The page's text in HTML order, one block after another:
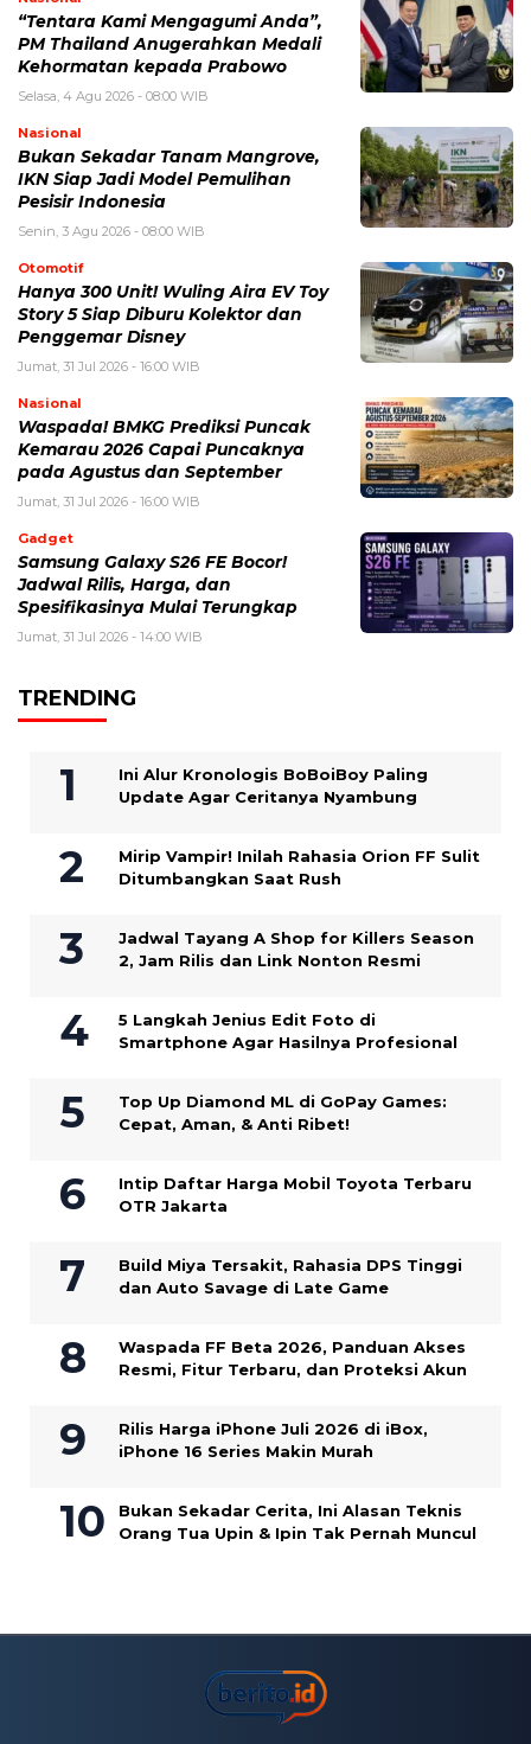
“Tentara Kami Mengagumi Anda”,
PM Thailand Anugerahkan Medali
Kehormatan kepada Prabowo
Selasa, 4 Agu 2026 - 08:00 WIB
Nasional
Bukan Sekadar Tanam Mangrove,
IKN Siap Jadi Model Pemulihan
Pesisir Indonesia
Senin, 3 Agu 2026 - 08:00 WIB
Otomotif
Hanya 300 Unit! Wuling Aira EV Toy
Story 5 Siap Diburu Kolektor dan
Penggemar Disney
Jumat, 31 Jul 2026 - 16:00 WIB
Nasional
Waspada! BMKG Prediksi Puncak
Kemarau 2026 Capai Puncaknya
pada Agustus dan September
Jumat, 31 Jul 2026 - 16:00 WIB
Gadget
Samsung Galaxy S26 FE Bocor!
Jadwal Rilis, Harga, dan
Spesifikasinya Mulai Terungkap
Jumat, 31 Jul 2026 - 14:00 WIB
TRENDING
Ini Alur Kronologis BoBoiBoy Paling
Update Agar Ceritanya Nyambung
Mirip Vampir! Inilah Rahasia Orion FF Sulit
Ditumbangkan Saat Rush
Jadwal Tayang A Shop for Killers Season
2, Jam Rilis dan Link Nonton Resmi
5 Langkah Jenius Edit Foto di
Smartphone Agar Hasilnya Profesional
Top Up Diamond ML di GoPay Games:
Cepat, Aman, & Anti Ribet!
Intip Daftar Harga Mobil Toyota Terbaru
OTR Jakarta
Build Miya Tersakit, Rahasia DPS Tinggi
dan Auto Savage di Late Game
Waspada FF Beta 2026, Panduan Akses
Resmi, Fitur Terbaru, dan Proteksi Akun
Rilis Harga iPhone Juli 2026 di iBox,
iPhone 16 Series Makin Murah
Bukan Sekadar Cerita, Ini Alasan Teknis
Orang Tua Upin & Ipin Tak Pernah Muncul